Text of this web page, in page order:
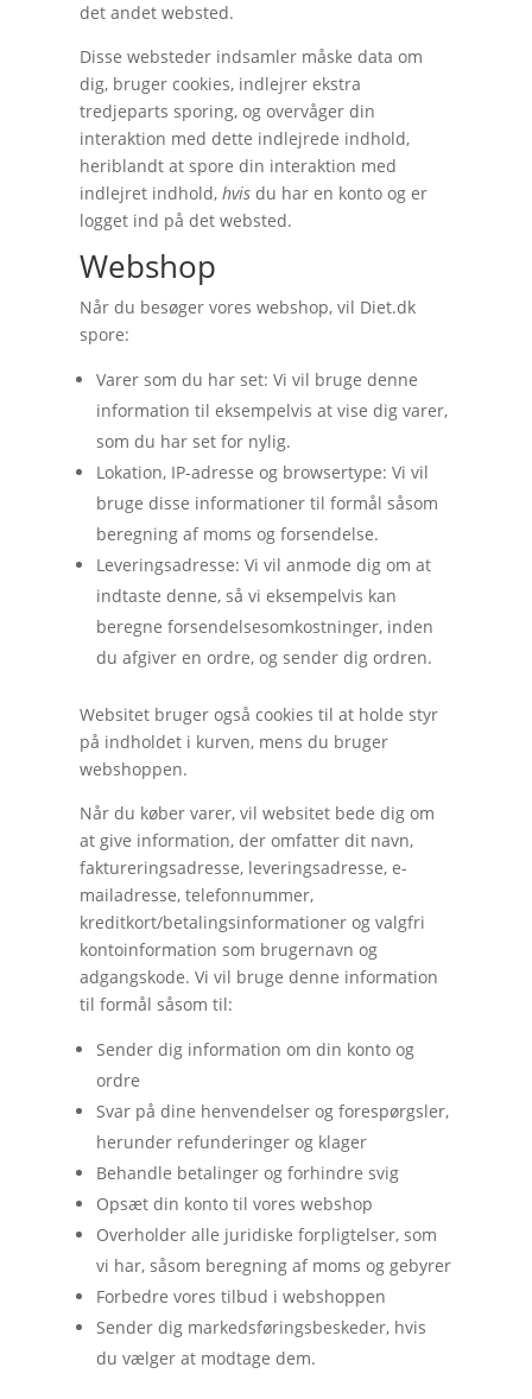
det andet websted.
Disse websteder indsamler måske data om
dig, bruger cookies, indlejrer ekstra
tredjeparts sporing, og overvåger din
interaktion med dette indlejrede indhold,
heriblandt at spore din interaktion med
indlejret indhold,hvisdu har en konto og er
logget ind på det websted.
Webshop
Når du besøger vores webshop, vil Diet.dk
spore:
Varer som du har set: Vi vil bruge denne
information til eksempelvis at vise dig varer,
som du har set for nylig.
Lokation, IP-adresse og browsertype: Vi vil
bruge disse informationer til formål såsom
beregning af moms og forsendelse.
Leveringsadresse: Vi vil anmode dig om at
indtaste denne, så vi eksempelvis kan
beregne forsendelsesomkostninger, inden
du afgiver en ordre, og sender dig ordren.
Websitet bruger også cookies til at holde styr
på indholdet i kurven, mens du bruger
webshoppen.
Når du køber varer, vil websitet bede dig om
at give information, der omfatter dit navn,
faktureringsadresse, leveringsadresse, e-
mailadresse, telefonnummer,
kreditkort/betalingsinformationer og valgfri
kontoinformation som brugernavn og
adgangskode. Vi vil bruge denne information
til formål såsom til:
Sender dig information om din konto og
ordre
Svar på dine henvendelser og forespørgsler,
herunder refunderinger og klager
Behandle betalinger og forhindre svig
Opsæt din konto til vores webshop
Overholder alle juridiske forpligtelser, som
vi har, såsom beregning af moms og gebyrer
Forbedre vores tilbud i webshoppen
Sender dig markedsføringsbeskeder, hvis
du vælger at modtage dem.